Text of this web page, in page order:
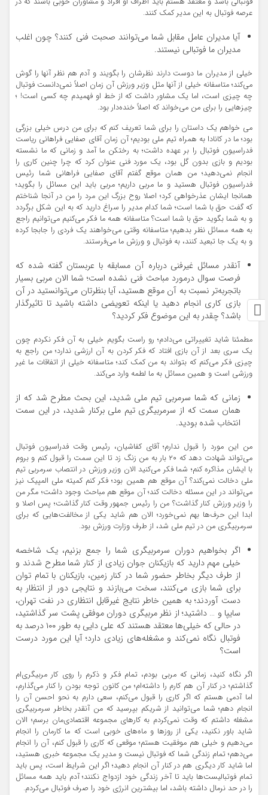
عرصه فوتبال به این مدیر کمک کنند.
آیا مدیران عامل مقابل شما می‌توانند صحبت فنی کنند؟ چون اغلب
مدیران ما فوتبالی نیستند.
خیلی از مدیران ما دوست دارند نظرشان را بگویند و آدم هم نظر آنها را گوش
می‌کند؛ متاسفانه خیلی از آنها مثل وزیر ورزش آن زمان اصلاً نمی‌دانست فوتبال
چه چیزی است، اما یک مشاور داشت که از خط او فهمیدم چه کسی است! ؛
چیزهایی را برای من می‌خواند که اصلاً خنده‌دار بود.
می خواهم یک داستان را برای شما تعریف کنم که برای من درس خیلی بزرگی
بود؛ ما در کانادا به همراه تیم ملی بودیم؛ آن زمان آقای صفایی فراهانی ریاست
فدراسیون فوتبال را بر عهده داشت؛ به رختکن ما آمد و زمانی که ما نشسته
بودیم و بازی بدون گل بود، یک مورد فنی عنوان کرد که چرا چنین کاری را
انجام نمی‌دهید؛ من همان موقع گفتم آقای صفایی فراهانی شما رئیس
فدراسیون فوتبال هستید و ما مربی داریم؛ مربی باید این مسائل را بگوید؛
همانجا ایشان عذرخواهی کرد؛ اصلا روح بزرگ این مرد را من در آنجا شناختم
که گفت حق با شما است؛ شما کدام مدیر را سراغ دارید که به این شکل برگردد
و به شما بگوید حق با شما است؟ متاسفانه همه ما فکر می‌کنیم می‌توانیم راجع
به همه مسائل نظر بدهیم؛ متاسفانه وقتی می‌خواهند یک فردی را جابجا کرده
و به یک جا تبعید کنند، به فوتبال و ورزش ما می‌فرستند.
آنقدر مسائل غیرفنی درباره آن مسابقه با عربستان گفته شده که
فرصت سوال درمورد مباحث فنی نشده است؛ شما الان مربی بسیار
باتجربه‌تر نسبت به آن موقع هستید، آیا بنظرتان می‌توانستید در آن
بازی کاری انجام دهید یا اینکه تعویضی داشته باشید تا تاثیرگذار
باشد؟ چقدر به این موضوع فکر کردید؟
مطمئنا شاید تغییراتی می‌دادم؛ رو راست بگویم خیلی به آن فکر نکردم چون
یک سری بعد از آن بازی افتاد که فکر کردن به آن ارزشی ندارد؛ من راجع به
چیزی فکر می‌کنم که بتواند به من کمک کند؛ متاسفانه خیلی از اتفاقات ما غیر
ورزشی است و همین مسائل به ما لطمه وارد می‌کند.
زمانی که شما سرمربی تیم ملی شدید، این بحث مطرح شد که از
همان سمت که از سرمربیگری تیم ملی برکنار شدید، در این سمت
انتخاب شده بودید.
من این مورد را قبول ندارم؛ آقای کفاشیان، رئیس وقت فدراسیون فوتبال
می‌تواند شهادت دهد که ۲۰ بار به من زنگ زد تا این سمت را قبول کنم و بروم
با ایشان مذاکره کنم؛ شما فکر می‌کنید الان وزیر ورزش در انتصاب سرمربی تیم
ملی دخالت نمی‌کند؟ آن موقع هم همین بود؛ فکر کنم کمیته ملی المپیک نیز
می‌تواند در این مسئله دخالت کند؛ آن موقع هم مباحث وجود داشت؛ مگر من
را وزیر ورزش کنار گذاشت؟ من را رئیس جمهور وقت کنار گذاشت؛ پس اصلا و
ابدا این حرف‌ها بهم نمی‌خورد؛ الان هم شاید یکی از مخالفت‌هایی که برای
سرمربیگری من در تیم ملی شد، از طرف وزارت ورزش بود.
اگر بخواهیم دوران سرمربیگری شما را جمع بزنیم، یک شاخصه
خیلی مهم دارید که بازیکنان جوان زیادی از کنار شما مطرح شدند و
از طرف دیگر بخاطر حضور شما در کنار زمین، بازیکنان با تمام توان
برای شما بازی می‌کنند، سخت می‌بازند و نتایجی دور از انتظار به
دست آوردند؛ به همین خاطر نتایج غیرقابل انتظاری در نفت تهران،
سایپا و … داشتید؛ از نظر مربیگری دوران موفقی پشت سر گذاشتید،
در حالی که خیلی‌ها معتقد هستند که علی دایی به طور ۱۰۰ درصد به
فوتبال نگاه نمی‌کند و مشغله‌های زیادی دارد؛ آیا این مورد درست
است؟
اگر نگاه کنید، زمانی که مربی بودم، تمام فکر و ذکرم را روی کار مربیگری‌ام
گذاشتم؛ در کنار آن هم کارم را داشته‌ام؛ من کانون توجه بودن را کنار می‌گذارم،
اما آدمی هستم که اگر کاری را قبول می‌کنم، سعی دارم به نحو احسن آن را
انجام دهم؛ شما می‌توانید از شریکم بپرسید که من آنقدر بخاطر سرمربیگری
مشغله داشتم که وقت نمی‌کردم به کارهای مجموعه اقتصادی‌مان برسم؛ الان
شاید باور نکنید، یکی از روزها و ماه‌های خوبی است که ما کارمان را انجام
می‌دهیم و خیلی هم موفقیت هستم؛ موقعی که کاری را قبول کنم، آن را انجام
می‌دهم؛ تمام زندگی شما که فوتبال نیست و مدیر یک مجموعه خبری هستید،
اما شاید کار دیگری هم در کنار آن انجام دهید؛ اگر این شرایط است، پس باید
تمام فوتبالیست‌ها باید تا آخر زندگی خود ازدواج نکنند؛ آدم باید همه مسائل
را در حد نرمال داشته باشد، اما بیشترین انرژی خود را صرف فوتبال می‌کردم.